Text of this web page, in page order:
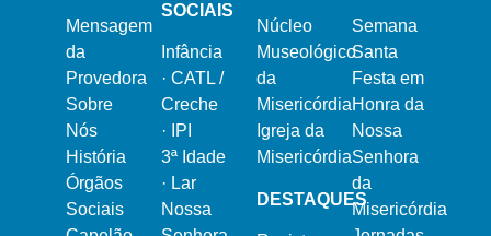
Mensagem
da
Provedora
Sobre
Nós
História
Órgãos
Sociais
SOCIAIS
Infância
· CATL /
Creche
·
IPI
3ª Idade
· Lar
Nossa
Núcleo
Museológico
da
Misericórdia
Igreja da
Misericórdia
DESTAQUES
Semana
Santa
Festa em
Honra da
Nossa
Senhora
da
Misericórdia